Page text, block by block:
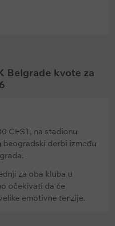
Belgrade kvote za
CEST, na stadionu
beogradski derbi između
za oba kluba u
očekivati da će
emotivne tenzije.